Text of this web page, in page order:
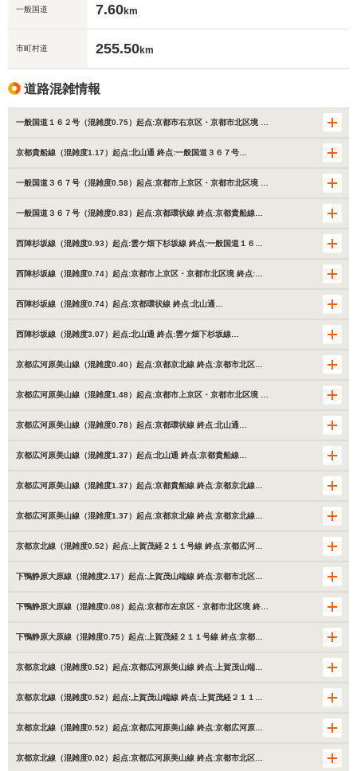
一般国道 7.60km
市町村道 255.50km
道路混雑情報
一般国道１６２号（混雑度0.75）起点:京都市右京区・京都市北区境 …
京都貴船線（混雑度1.17）起点:北山通 終点:一般国道３６７号…
一般国道３６７号（混雑度0.58）起点:京都市上京区・京都市北区境 …
一般国道３６７号（混雑度0.83）起点:京都環状線 終点:京都貴船線…
西陣杉坂線（混雑度0.93）起点:雲ケ畑下杉坂線 終点:一般国道１６…
西陣杉坂線（混雑度0.74）起点:京都市上京区・京都市北区境 終点:…
西陣杉坂線（混雑度0.74）起点:京都環状線 終点:北山通…
西陣杉坂線（混雑度3.07）起点:北山通 終点:雲ケ畑下杉坂線…
京都広河原美山線（混雑度0.40）起点:京都京北線 終点:京都市北区…
京都広河原美山線（混雑度1.48）起点:京都市上京区・京都市北区境 …
京都広河原美山線（混雑度0.78）起点:京都環状線 終点:北山通…
京都広河原美山線（混雑度1.37）起点:北山通 終点:京都貴船線…
京都広河原美山線（混雑度1.37）起点:京都貴船線 終点:京都京北線…
京都広河原美山線（混雑度1.37）起点:京都京北線 終点:京都京北線…
京都京北線（混雑度0.52）起点:上賀茂経２１１号線 終点:京都広河…
下鴨静原大原線（混雑度2.17）起点:上賀茂山端線 終点:京都市北区…
下鴨静原大原線（混雑度0.08）起点:京都市左京区・京都市北区境 終…
下鴨静原大原線（混雑度0.75）起点:上賀茂経２１１号線 終点:京都…
京都京北線（混雑度0.52）起点:京都広河原美山線 終点:上賀茂山端…
京都京北線（混雑度0.52）起点:上賀茂山端線 終点:上賀茂経２１１…
京都京北線（混雑度0.52）起点:京都広河原美山線 終点:京都広河原…
京都京北線（混雑度0.02）起点:京都広河原美山線 終点:京都市北区…